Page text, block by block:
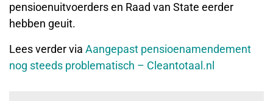
pensioenuitvoerders en Raad van State eerder
hebben geuit.
Lees verder via Aangepast pensioenamendement
nog steeds problematisch – Cleantotaal.nl